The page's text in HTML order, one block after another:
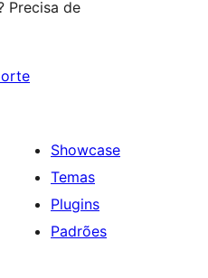
Precisa de
Showcase
Temas
Plugins
Padrões